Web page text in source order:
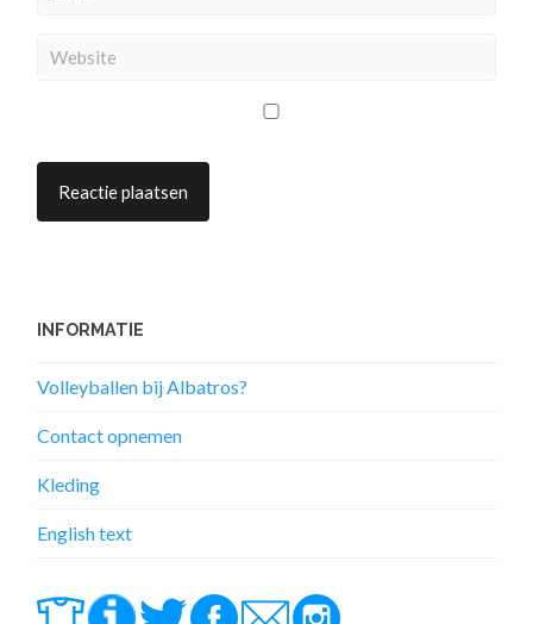
INFORMATIE
Volleyballen bij Albatros?
Contact opnemen
Kleding
English text